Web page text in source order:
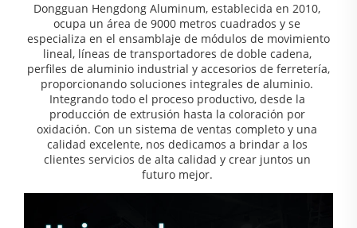
Dongguan Hengdong Aluminum, establecida en 2010,
ocupa un área de 9000 metros cuadrados y se
especializa en el ensamblaje de módulos de movimiento
lineal, líneas de transportadores de doble cadena,
perfiles de aluminio industrial y accesorios de ferretería,
proporcionando soluciones integrales de aluminio.
Integrando todo el proceso productivo, desde la
producción de extrusión hasta la coloración por
oxidación. Con un sistema de ventas completo y una
calidad excelente, nos dedicamos a brindar a los
clientes servicios de alta calidad y crear juntos un
futuro mejor.